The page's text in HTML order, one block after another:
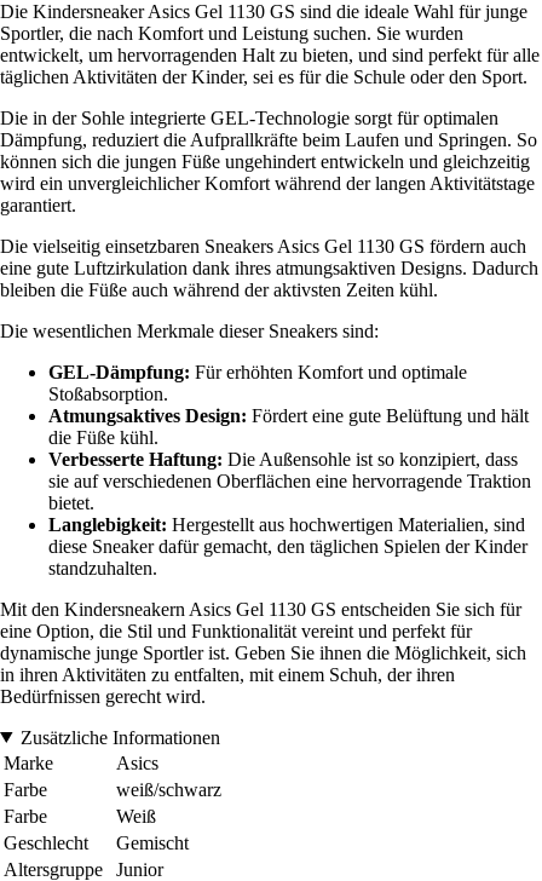
Die Kindersneaker Asics Gel 1130 GS sind die ideale Wahl für junge
Sportler, die nach Komfort und Leistung suchen. Sie wurden
entwickelt, um hervorragenden Halt zu bieten, und sind perfekt für alle
täglichen Aktivitäten der Kinder, sei es für die Schule oder den Sport.
Die in der Sohle integrierte GEL-Technologie sorgt für optimalen
Dämpfung, reduziert die Aufprallkräfte beim Laufen und Springen. So
können sich die jungen Füße ungehindert entwickeln und gleichzeitig
wird ein unvergleichlicher Komfort während der langen Aktivitätstage
garantiert.
Die vielseitig einsetzbaren Sneakers Asics Gel 1130 GS fördern auch
eine gute Luftzirkulation dank ihres atmungsaktiven Designs. Dadurch
bleiben die Füße auch während der aktivsten Zeiten kühl.
Die wesentlichen Merkmale dieser Sneakers sind:
GEL-Dämpfung: Für erhöhten Komfort und optimale
Stoßabsorption.
Atmungsaktives Design: Fördert eine gute Belüftung und hält
die Füße kühl.
Verbesserte Haftung: Die Außensohle ist so konzipiert, dass
sie auf verschiedenen Oberflächen eine hervorragende Traktion
bietet.
Langlebigkeit: Hergestellt aus hochwertigen Materialien, sind
diese Sneaker dafür gemacht, den täglichen Spielen der Kinder
standzuhalten.
Mit den Kindersneakern Asics Gel 1130 GS entscheiden Sie sich für
eine Option, die Stil und Funktionalität vereint und perfekt für
dynamische junge Sportler ist. Geben Sie ihnen die Möglichkeit, sich
in ihren Aktivitäten zu entfalten, mit einem Schuh, der ihren
Bedürfnissen gerecht wird.
Zusätzliche Informationen
Marke
Asics
Farbe
weiß/schwarz
Farbe
Weiß
Geschlecht
Gemischt
Altersgruppe
Junior